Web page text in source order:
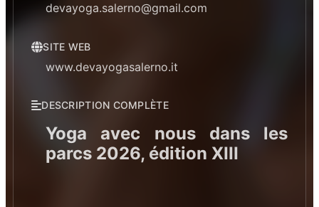
devayoga.salerno@gmail.com
SITE WEB
www.devayogasalerno.it
DESCRIPTION COMPLÈTE
Yoga avec nous dans les
parcs 2026, édition XIII